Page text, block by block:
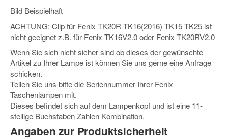
Bild Beispielhaft
ACHTUNG: Clip für Fenix TK20R TK16(2016) TK15 TK25 ist
nicht geeignet z.B. für Fenix TK16V2.0 oder Fenix TK20RV2.0
Wenn Sie sich nicht sicher sind ob dieses der gewünschte
Artikel zu Ihrer Lampe ist können Sie uns gerne eine Anfrage
schicken.
Teilen Sie uns bitte die Seriennummer Ihrer Fenix
Taschenlampen mit.
Dieses befindet sich auf dem Lampenkopf und ist eine 11-
stellige Buchstaben Zahlen Kombination.
Angaben zur Produktsicherheit